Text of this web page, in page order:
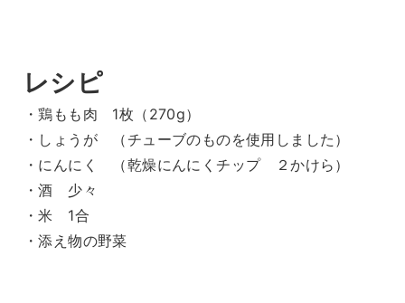
レシピ
・鶏もも肉 1枚（270g）
・しょうが （チューブのものを使用しました）
・にんにく （乾燥にんにくチップ ２かけら）
・酒 少々
・米 1合
・添え物の野菜